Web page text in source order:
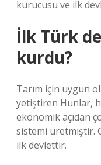
kurucusu ve ilk
İlk Türk
kurdu?
Tarım için uygun
yetiştiren Hunlar,
ekonomik açıdan
sistemi üretmiştir.
ilk devlettir.